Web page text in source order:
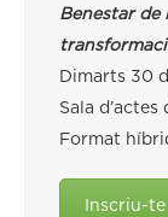
Benestar de
Dimarts 30
Sala
Format
Inscriu-te